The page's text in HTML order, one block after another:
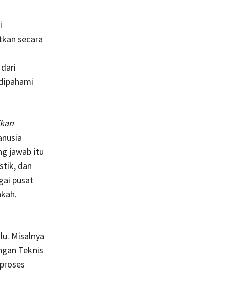
secara
jawab itu
dan
pusat
Misalnya
Teknis